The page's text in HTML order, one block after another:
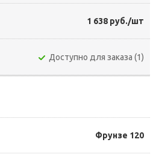
1 638 руб./шт
Доступно для заказа (1)
Фрунзе 120